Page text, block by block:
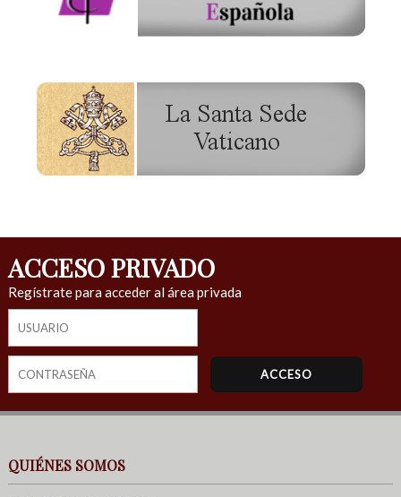
ACCESO PRIVADO
Regístrate para acceder al área privada
QUIÉNES SOMOS